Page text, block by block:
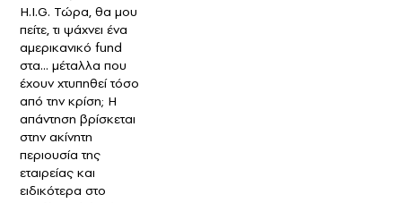
H.I.G. Τώρα, θα μου
πείτε, τι ψάχνει ένα
αμερικανικό fund
στα… μέταλλα που
έχουν χτυπηθεί τόσο
από την κρίση; Η
απάντηση βρίσκεται
στην ακίνητη
περιουσία της
εταιρείας και
ειδικότερα στο